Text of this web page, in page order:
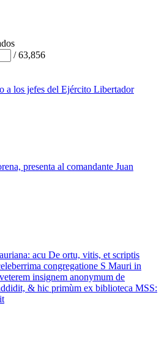
/63,856
a los jefes del Ejército Libertador
presenta al comandante Juan
acu De ortu, vitis, et scriptis
congregatione S Mauri in
insignem anonymum de
& hic primùm ex biblioteca MSS: